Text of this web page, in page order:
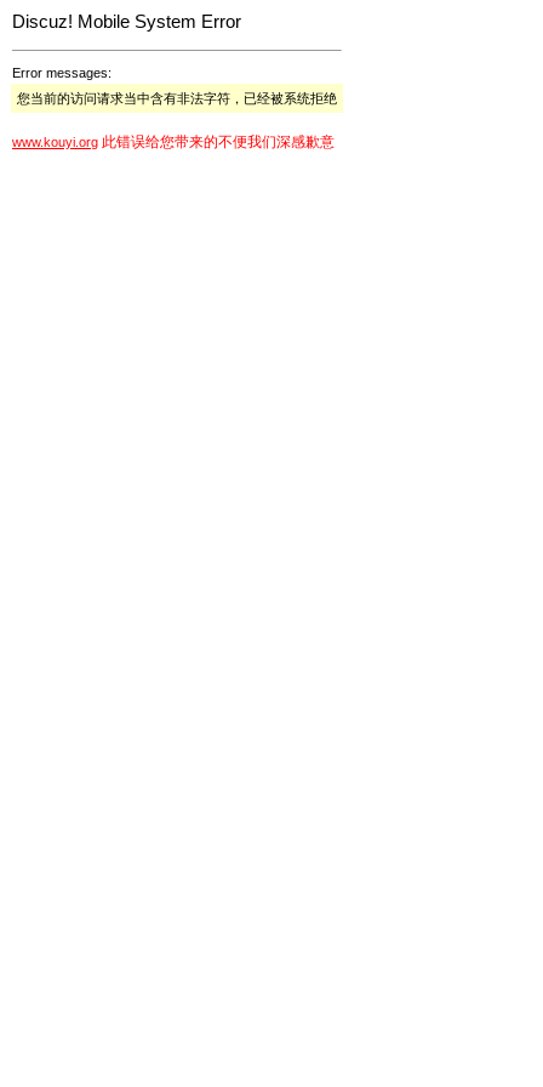
Discuz! Mobile System Error
Error messages:
您当前的访问请求当中含有非法字符，已经被系统拒绝
www.kouyi.org 此错误给您带来的不便我们深感歉意